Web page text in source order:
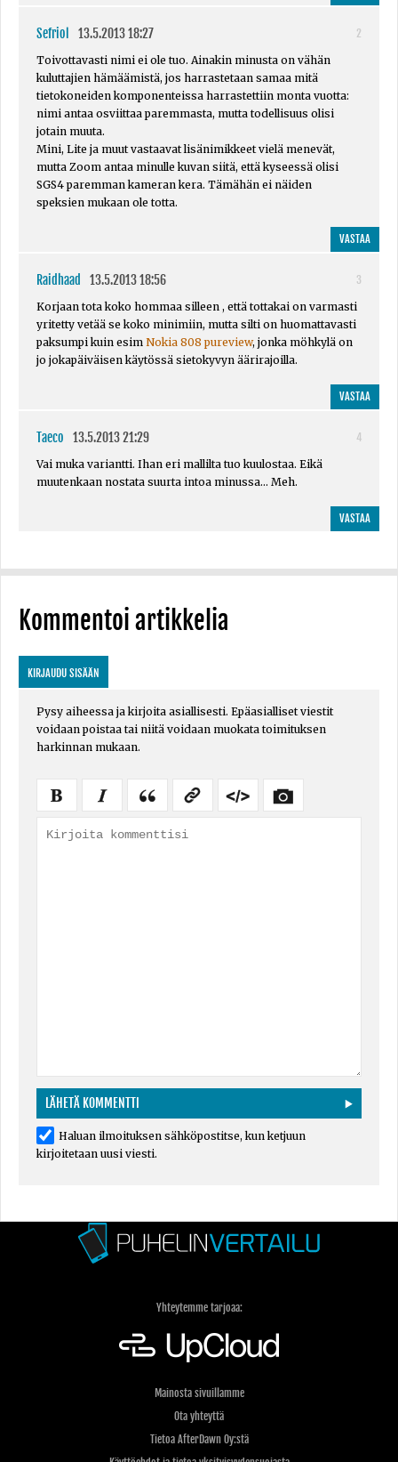
Sefriol 13.5.2013 18:27
2
Toivottavasti nimi ei ole tuo. Ainakin minusta on vähän
kuluttajien hämäämistä, jos harrastetaan samaa mitä
tietokoneiden komponenteissa harrastettiin monta vuotta:
nimi antaa osviittaa paremmasta, mutta todellisuus olisi
jotain muuta.
Mini, Lite ja muut vastaavat lisänimikkeet vielä menevät,
mutta Zoom antaa minulle kuvan siitä, että kyseessä olisi
SGS4 paremman kameran kera. Tämähän ei näiden
speksien mukaan ole totta.
VASTAA
Raidhaad 13.5.2013 18:56
3
Korjaan tota koko hommaa silleen , että tottakai on varmasti
yritetty vetää se koko minimiin, mutta silti on huomattavasti
paksumpi kuin esim Nokia 808 pureview, jonka möhkylä on
jo jokapäiväisen käytössä sietokyvyn äärirajoilla.
VASTAA
Taeco 13.5.2013 21:29
4
Vai muka variantti. Ihan eri mallilta tuo kuulostaa. Eikä
muutenkaan nostata suurta intoa minussa... Meh.
VASTAA
Kommentoi artikkelia
KIRJAUDU SISÄÄN
Pysy aiheessa ja kirjoita asiallisesti. Epäasialliset viestit
voidaan poistaa tai niitä voidaan muokata toimituksen
harkinnan mukaan.
Haluan ilmoituksen sähköpostitse, kun ketjuun
kirjoitetaan uusi viesti.
Yhteytemme tarjoaa:
Mainosta sivuillamme
Ota yhteyttä
Tietoa AfterDawn Oy:stä